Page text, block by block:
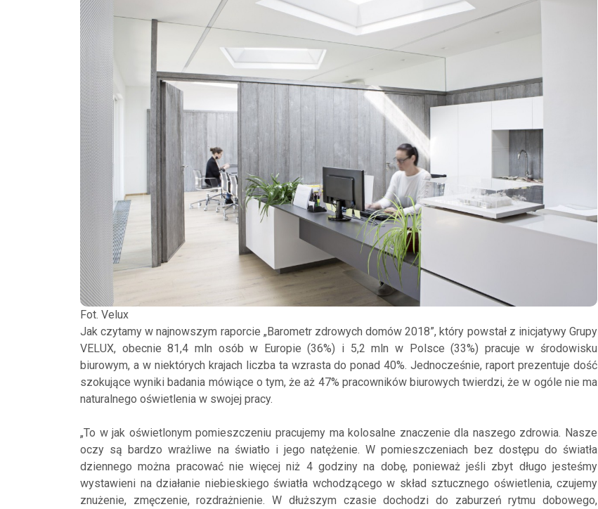
Fot. Velux
Jak czytamy w najnowszym raporcie „Barometr zdrowych domów 2018”, który powstał z inicjatywy Grupy
VELUX, obecnie 81,4 mln osób w Europie (36%) i 5,2 mln w Polsce (33%) pracuje w środowisku
biurowym, a w niektórych krajach liczba ta wzrasta do ponad 40%. Jednocześnie, raport prezentuje dość
szokujące wyniki badania mówiące o tym, że aż 47% pracowników biurowych twierdzi, że w ogóle nie ma
naturalnego oświetlenia w swojej pracy.
„To w jak oświetlonym pomieszczeniu pracujemy ma kolosalne znaczenie dla naszego zdrowia. Nasze
oczy są bardzo wrażliwe na światło i jego natężenie. W pomieszczeniach bez dostępu do światła
dziennego można pracować nie więcej niż 4 godziny na dobę, ponieważ jeśli zbyt długo jesteśmy
wystawieni na działanie niebieskiego światła wchodzącego w skład sztucznego oświetlenia, czujemy
znużenie, zmęczenie, rozdrażnienie. W dłuższym czasie dochodzi do zaburzeń rytmu dobowego,